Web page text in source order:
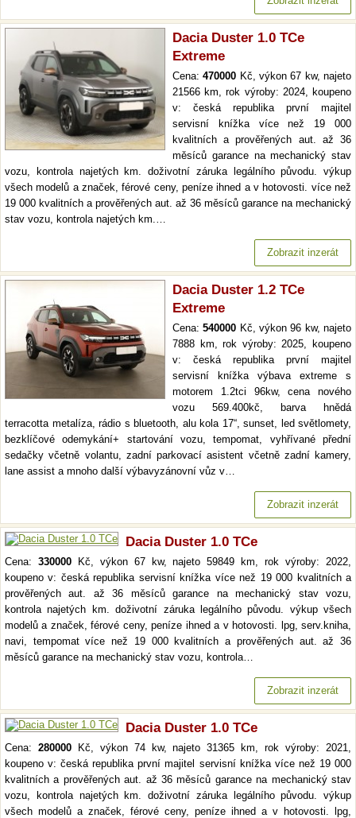
Dacia Duster 1.0 TCe
Extreme
Cena:470000 Kč, výkon 67 kw, najeto
21566 km, rok výroby: 2024, koupeno
v: česká republika první majitel
servisní knížka více než 19 000
kvalitních a prověřených aut. až 36
měsíců garance na mechanický stav
vozu, kontrola najetých km. doživotní záruka legálního původu. výkup
všech modelů a značek, férové ceny, peníze ihned a v hotovosti. více než
19 000 kvalitních a prověřených aut. až 36 měsíců garance na mechanický
stav vozu, kontrola najetých km.…
Zobrazit inzerát
Dacia Duster 1.2 TCe
Extreme
Cena:540000 Kč, výkon 96 kw, najeto
7888 km, rok výroby: 2025, koupeno
v: česká republika první majitel
servisní knížka výbava extreme s
motorem 1.2tci 96kw, cena nového
vozu 569.400kč, barva hnědá
terracotta metalíza, rádio s bluetooth, alu kola 17“, sunset, led světlomety,
bezklíčové odemykání+ startování vozu, tempomat, vyhřívané přední
sedačky včetně volantu, zadní parkovací asistent včetně zadní kamery,
lane assist a mnoho další výbavyzánovní vůz v…
Zobrazit inzerát
Dacia Duster 1.0 TCe
Cena: 330000Kč, výkon 67 kw, najeto 59849 km, rok výroby: 2022,
koupeno v: česká republika servisní knížka více než 19 000 kvalitních a
prověřených aut. až 36 měsíců garance na mechanický stav vozu,
kontrola najetých km. doživotní záruka legálního původu. výkup všech
modelů a značek, férové ceny, peníze ihned a v hotovosti. lpg, serv.kniha,
navi, tempomat více než 19 000 kvalitních a prověřených aut. až 36
měsíců garance na mechanický stav vozu, kontrola…
Zobrazit inzerát
Dacia Duster 1.0 TCe
Cena: 280000Kč, výkon 74 kw, najeto 31365 km, rok výroby: 2021,
koupeno v: česká republika první majitel servisní knížka více než 19 000
kvalitních a prověřených aut. až 36 měsíců garance na mechanický stav
vozu, kontrola najetých km. doživotní záruka legálního původu. výkup
všech modelů a značek, férové ceny, peníze ihned a v hotovosti. lpg,